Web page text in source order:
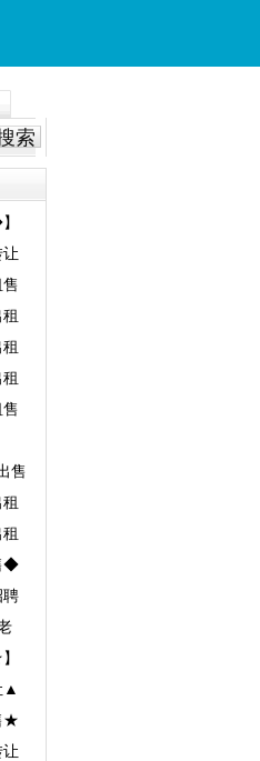
索
售
◆
聘
▲
★